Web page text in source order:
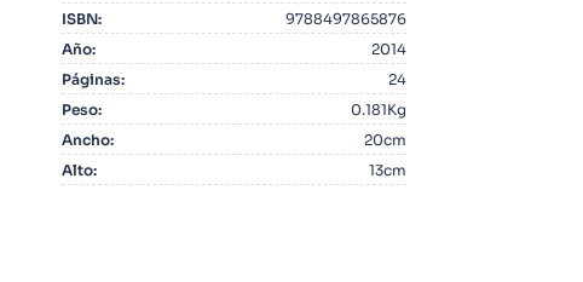
ISBN:
9788497865876
Año:
2014
Páginas:
24
Peso:
0.181Kg
Ancho:
20cm
Alto: 13cm